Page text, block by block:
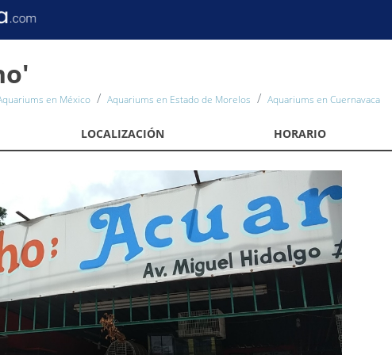
en México Aquariums en Estado de Morelos Aquariums en Cuernavaca
LOCALIZACIÓN HORARIO